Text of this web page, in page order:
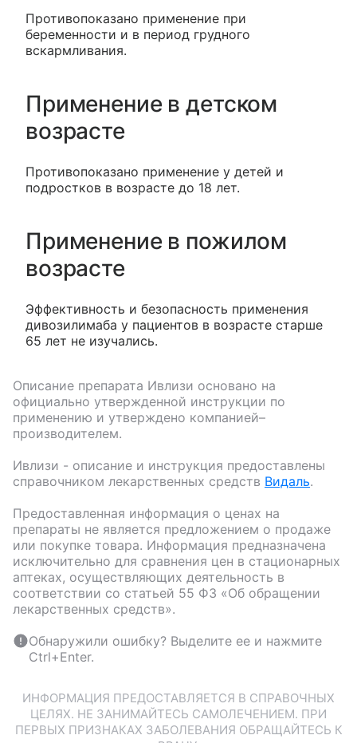
Противопоказано применение при
беременности и в период грудного
вскармливания.
Применение в детском
возрасте
Противопоказано применение у детей и
подростков в возрасте до 18 лет.
Применение в пожилом
возрасте
Эффективность и безопасность применения
дивозилимаба у пациентов в возрасте старше
65 лет не изучались.
Описание препарата Ивлизи основано на
официально утвержденной инструкции по
применению и утверждено компанией–
производителем.
Ивлизи - описание и инструкция предоставлены
справочником лекарственных средств Видаль.
Предоставленная информация о ценах на
препараты не является предложением о продаже
или покупке товара. Информация предназначена
исключительно для сравнения цен в стационарных
аптеках, осуществляющих деятельность в
соответствии со статьей 55 ФЗ «Об обращении
лекарственных средств».
Обнаружили ошибку? Выделите ее и нажмите
Ctrl+Enter.
ИНФОРМАЦИЯ ПРЕДОСТАВЛЯЕТСЯ В СПРАВОЧНЫХ
ЦЕЛЯХ. НЕ ЗАНИМАЙТЕСЬ САМОЛЕЧЕНИЕМ. ПРИ
ПЕРВЫХ ПРИЗНАКАХ ЗАБОЛЕВАНИЯ ОБРАЩАЙТЕСЬ К